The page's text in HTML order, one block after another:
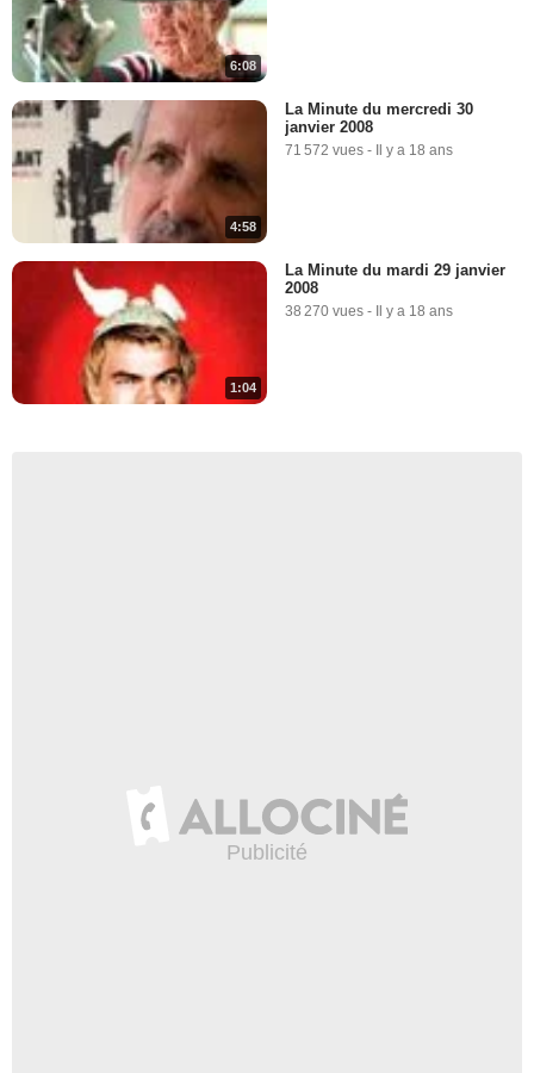
6:08
4:58
La Minute du mercredi 30
janvier 2008
71 572 vues - Il y a 18 ans
1:04
La Minute du mardi 29 janvier
2008
38 270 vues - Il y a 18 ans